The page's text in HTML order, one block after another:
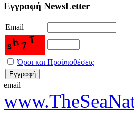
Εγγραφή NewsLetter
Email
Όροι και Προϋποθέσεις
email